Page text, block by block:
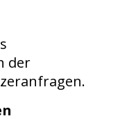
der